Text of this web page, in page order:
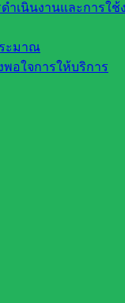
ำเนินงานและการใ
ระมาณ
อใจการให้บริการ